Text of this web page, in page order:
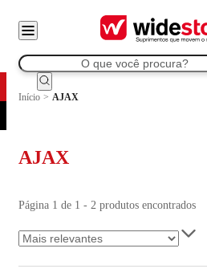
Início > AJAX
AJAX
Página 1 de 1 - 2 produtos encontrados